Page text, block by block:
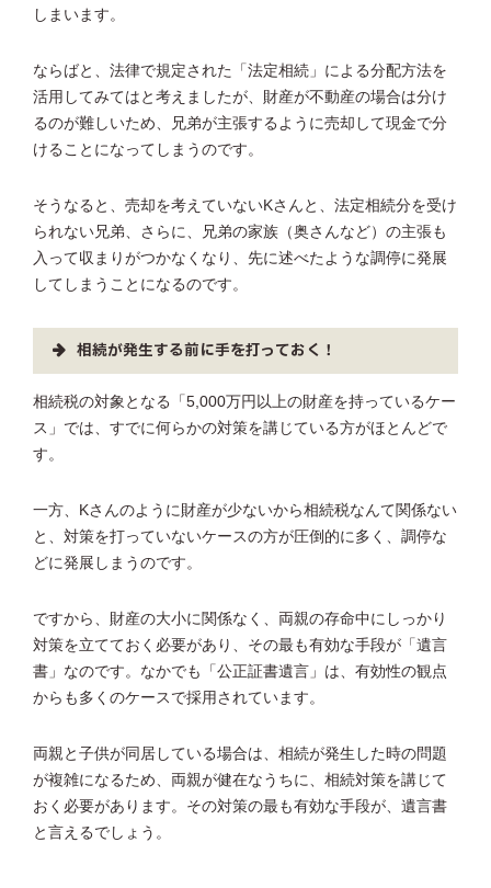
しまいます。
ならばと、法律で規定された「法定相続」による分配方法を
活用してみてはと考えましたが、財産が不動産の場合は分け
るのが難しいため、兄弟が主張するように売却して現金で分
けることになってしまうのです。
そうなると、売却を考えていないKさんと、法定相続分を受け
られない兄弟、さらに、兄弟の家族（奥さんなど）の主張も
入って収まりがつかなくなり、先に述べたような調停に発展
してしまうことになるのです。
相続が発生する前に手を打っておく！
相続税の対象となる「5,000万円以上の財産を持っているケー
ス」では、すでに何らかの対策を講じている方がほとんどで
す。
一方、Kさんのように財産が少ないから相続税なんて関係ない
と、対策を打っていないケースの方が圧倒的に多く、調停な
どに発展しまうのです。
ですから、財産の大小に関係なく、両親の存命中にしっかり
対策を立てておく必要があり、その最も有効な手段が「遺言
書」なのです。なかでも「公正証書遺言」は、有効性の観点
からも多くのケースで採用されています。
両親と子供が同居している場合は、相続が発生した時の問題
が複雑になるため、両親が健在なうちに、相続対策を講じて
おく必要があります。その対策の最も有効な手段が、遺言書
と言えるでしょう。